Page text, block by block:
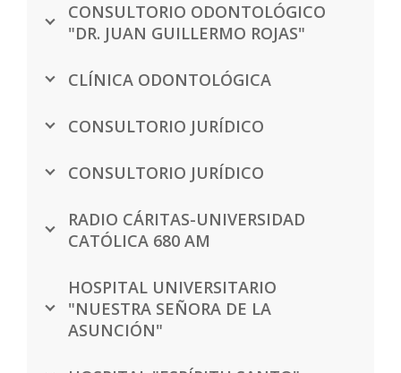
CONSULTORIO ODONTOLÓGICO
"DR. JUAN GUILLERMO ROJAS"
CLÍNICA ODONTOLÓGICA
CONSULTORIO JURÍDICO
CONSULTORIO JURÍDICO
RADIO CÁRITAS-UNIVERSIDAD
CATÓLICA 680 AM
HOSPITAL UNIVERSITARIO
"NUESTRA SEÑORA DE LA
ASUNCIÓN"